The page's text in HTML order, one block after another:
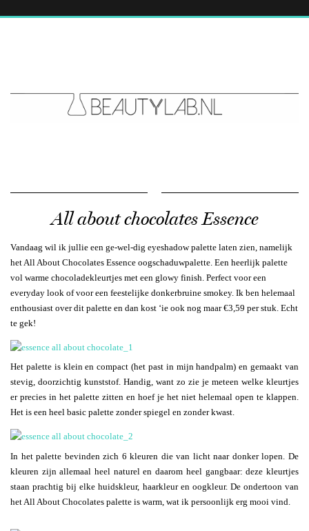
All about chocolates Essence
Vandaag wil ik jullie een ge-wel-dig eyeshadow palette laten zien, namelijk
het All About Chocolates Essence oogschaduwpalette. Een heerlijk palette
vol warme chocoladekleurtjes met een glowy finish. Perfect voor een
everyday look of voor een feestelijke donkerbruine smokey. Ik ben helemaal
enthousiast over dit palette en dan kost ‘ie ook nog maar €3,59 per stuk. Echt
te gek!
Het palette is klein en compact (het past in mijn handpalm) en gemaakt van
stevig, doorzichtig kunststof. Handig, want zo zie je meteen welke kleurtjes
er precies in het palette zitten en hoef je het niet helemaal open te klappen.
Het is een heel basic palette zonder spiegel en zonder kwast.
In het palette bevinden zich 6 kleuren die van licht naar donker lopen. De
kleuren zijn allemaal heel naturel en daarom heel gangbaar: deze kleurtjes
staan prachtig bij elke huidskleur, haarkleur en oogkleur. De ondertoon van
het All About Chocolates palette is warm, wat ik persoonlijk erg mooi vind.